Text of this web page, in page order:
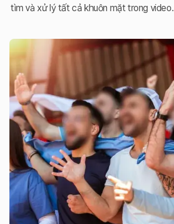
tìm và xử lý tất cả khuôn mặt trong video.